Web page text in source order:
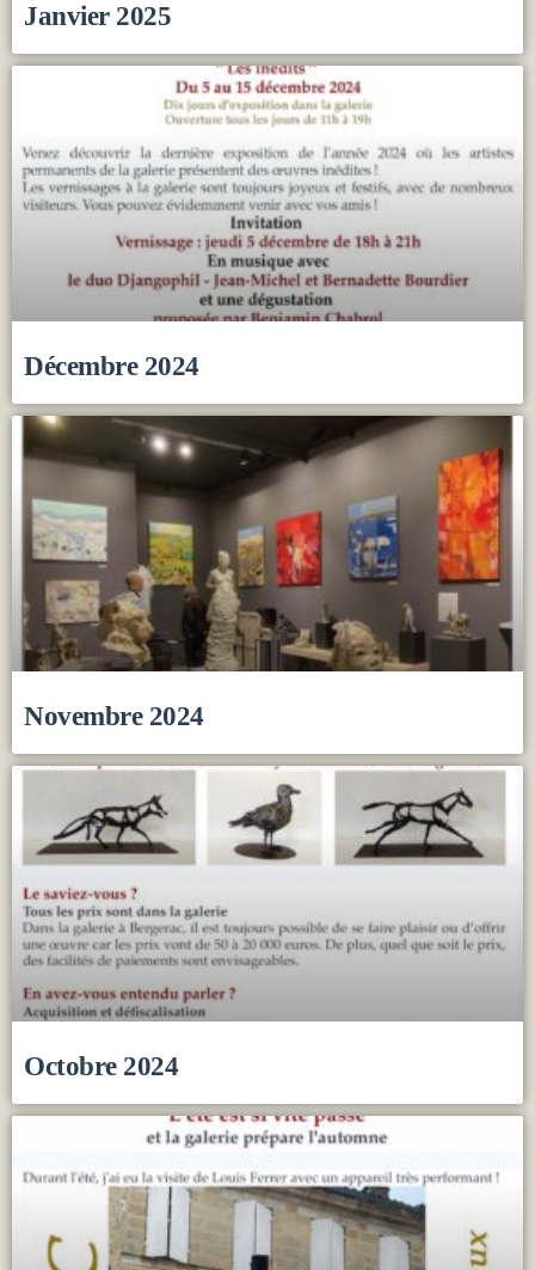
Janvier 2025
Décembre 2024
Novembre 2024
Octobre 2024